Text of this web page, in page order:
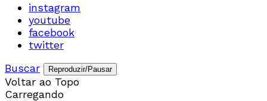
instagram
youtube
facebook
twitter
Buscar
Reproduzir/Pausar
Voltar ao Topo
Carregando